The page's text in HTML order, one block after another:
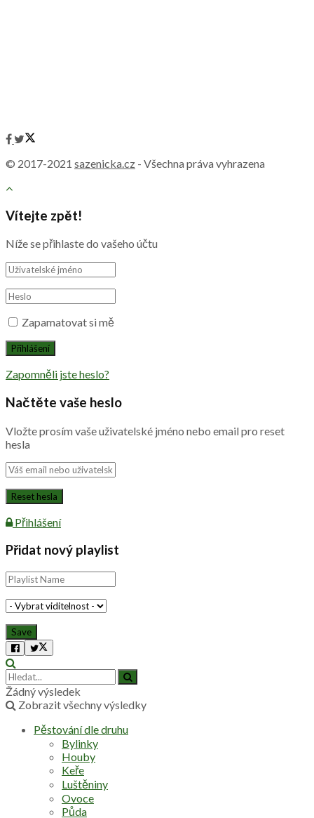
© 2017-2021 sazenicka.cz - Všechna práva vyhrazena
Vítejte zpět!
Níže se přihlaste do vašeho účtu
Zapamatovat si mě
Zapomněli jste heslo?
Načtěte vaše heslo
Vložte prosím vaše uživatelské jméno nebo email pro reset
hesla
Přihlášení
Přidat nový playlist
Žádný výsledek
Zobrazit všechny výsledky
Pěstování dle druhu
Bylinky
Houby
Keře
Luštěniny
Ovoce
Půda